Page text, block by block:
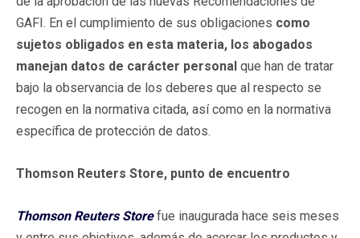
GAFI. En el cumplimiento de sus obligaciones como
sujetos obligados en esta materia, los abogados
manejan datos de carácter personal que han de tratar
bajo la observancia de los deberes que al respecto se
recogen en la normativa citada, así como en la normativa
específica de protección de datos.
Thomson Reuters Store, punto de encuentro
Thomson Reuters Storefue inaugurada hace seis meses